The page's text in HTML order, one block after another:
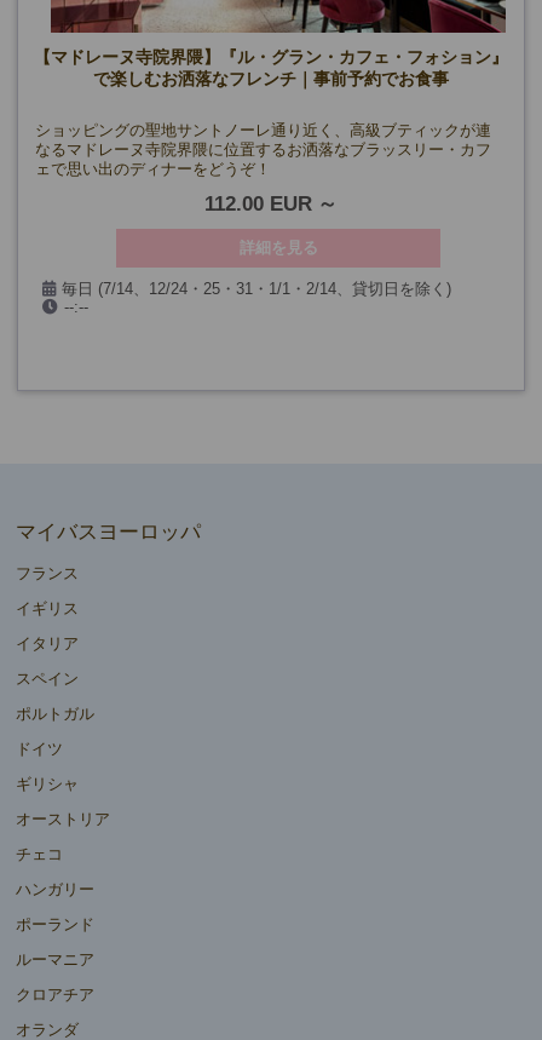
【マドレーヌ寺院界隈】『ル・グラン・カフェ・フォション』
で楽しむお洒落なフレンチ｜事前予約でお食事
ショッピングの聖地サントノーレ通り近く、高級ブティックが連
なるマドレーヌ寺院界隈に位置するお洒落なブラッスリー・カフ
ェで思い出のディナーをどうぞ！
112.00 EUR
詳細を見る
毎日 (7/14、12/24・25・31・1/1・2/14、貸切日を除く)
--:--
マイバスヨーロッパ
フランス
イギリス
イタリア
スペイン
ポルトガル
ドイツ
ギリシャ
オーストリア
チェコ
ハンガリー
ポーランド
ルーマニア
クロアチア
オランダ